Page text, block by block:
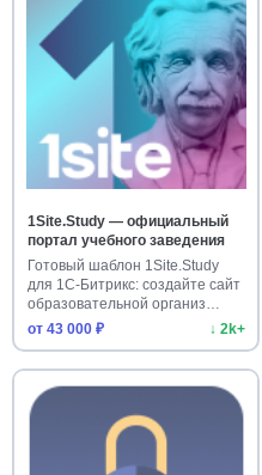
1Site.Study — официальный
портал учебного заведения
Готовый шаблон 1Site.Study
для 1С-Битрикс: создайте сайт
образовательной организ…
от 43 000 ₽
↓ 2k+